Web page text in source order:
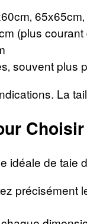
(plus
souvent plus
La
idéale de taie
précisément